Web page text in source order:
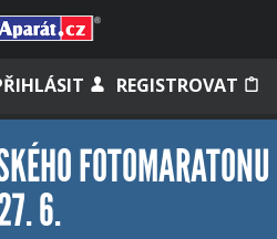
REGISTROVAT
FOTOMARATONU
6.